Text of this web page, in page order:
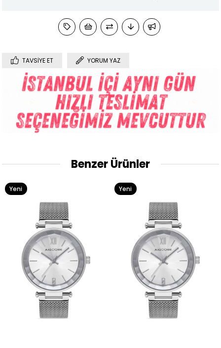
TAVSIYE ET YORUM YAZ
Benzer Ürünler
Yeni
Yeni